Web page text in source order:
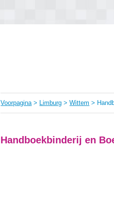
Voorpagina> Limburg >Wittem >
Handboekbinderij en